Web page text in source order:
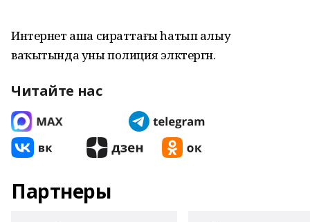
Интернет аша сираттағы һатып алыу
ваҡытында уны полиция эләктергән.
Читайте нас
Партнеры